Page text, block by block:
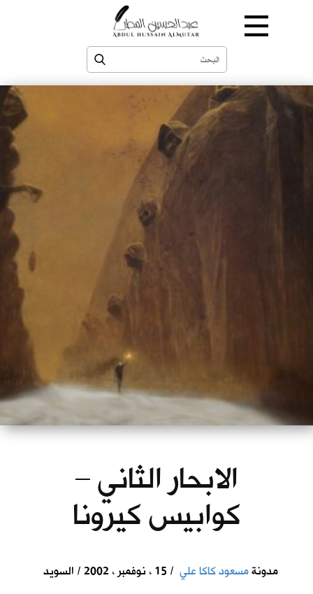
الابحار الثاني –
كوابيس كيرونا
مدونةمسعود كاكا علي / 15 ، نوفمبر ، 2002 / السويد